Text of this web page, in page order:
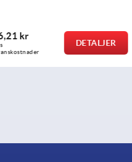
från
exkl. moms
exkl. leveranskostnader